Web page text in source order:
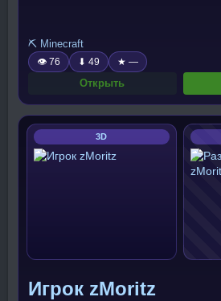
⛏️ Minecraft
👁 76 ⬇ 49 ★ —
Открыть
3D
Игрок zMoritz